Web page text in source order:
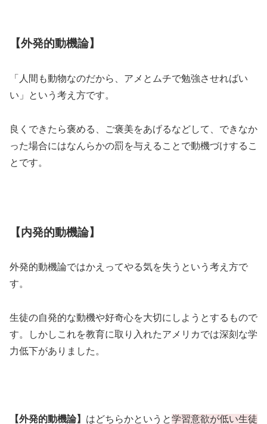
【外発的動機論】
「人間も動物なのだから、アメとムチで勉強させればい
い」という考え方です。
良くできたら褒める、ご褒美をあげるなどして、できなか
った場合にはなんらかの罰を与えることで動機づけするこ
とです。
【内発的動機論】
外発的動機論ではかえってやる気を失うという考え方で
す。
生徒の自発的な動機や好奇心を大切にしようとするもので
す。しかしこれを教育に取り入れたアメリカでは深刻な学
力低下がありました。
【外発的動機論】 はどちらかというと学習意欲が低い生徒